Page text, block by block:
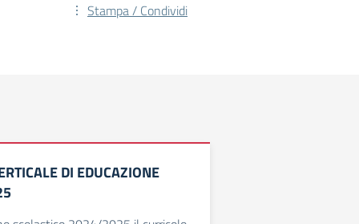
Stampa / Condividi
DI EDUCAZIONE